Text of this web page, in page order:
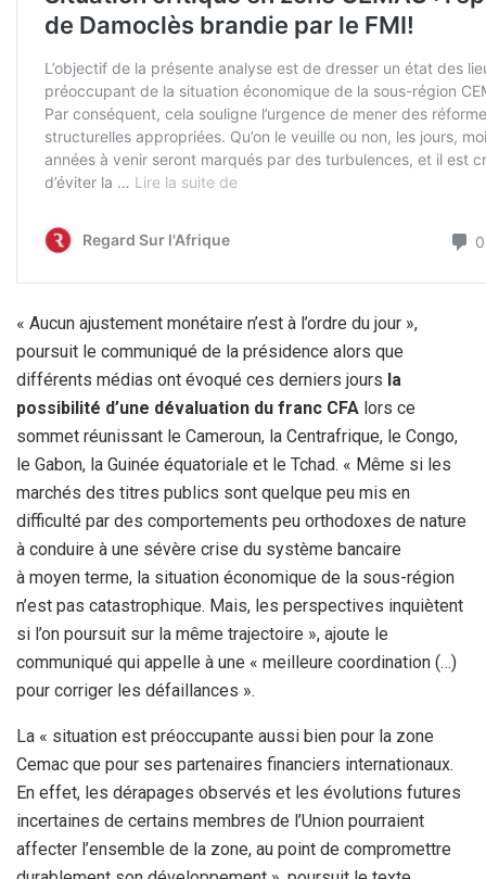
« Aucun ajustement monétaire n’est à l’ordre du jour »,
poursuit le communiqué de la présidence alors que
différents médias ont évoqué ces derniers jours la
possibilité d’une dévaluation du franc CFA lors ce
sommet réunissant le Cameroun, la Centrafrique, le Congo,
le Gabon, la Guinée équatoriale et le Tchad. « Même si les
marchés des titres publics sont quelque peu mis en
difficulté par des comportements peu orthodoxes de nature
à conduire à une sévère crise du système bancaire
à moyen terme, la situation économique de la sous-région
n’est pas catastrophique. Mais, les perspectives inquiètent
si l’on poursuit sur la même trajectoire », ajoute le
communiqué qui appelle à une « meilleure coordination (…)
pour corriger les défaillances ».
La « situation est préoccupante aussi bien pour la zone
Cemac que pour ses partenaires financiers internationaux.
En effet, les dérapages observés et les évolutions futures
incertaines de certains membres de l’Union pourraient
affecter l’ensemble de la zone, au point de compromettre